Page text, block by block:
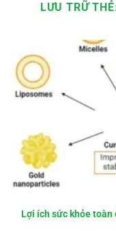
LƯU TRỮ
Lợi ích sức khỏe